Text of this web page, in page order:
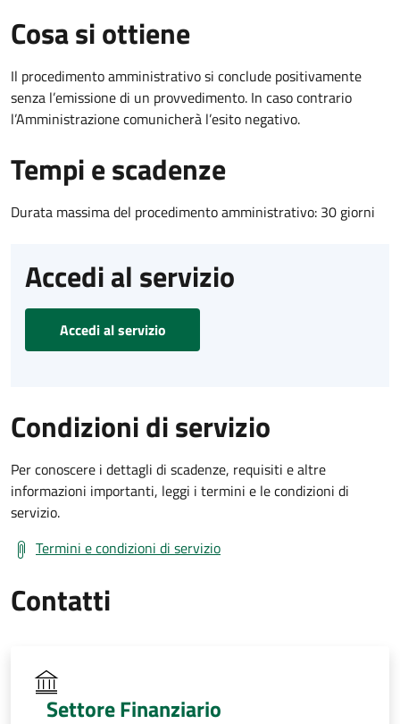
Cosa si ottiene
Il procedimento amministrativo si conclude positivamente
senza l’emissione di un provvedimento. In caso contrario
l’Amministrazione comunicherà l’esito negativo.
Tempi e scadenze
Durata massima del procedimento amministrativo: 30 giorni
Accedi al servizio
Accedi al servizio
Condizioni di servizio
Per conoscere i dettagli di scadenze, requisiti e altre
informazioni importanti, leggi i termini e le condizioni di
servizio.
Termini e condizioni di servizio
Contatti
Settore Finanziario